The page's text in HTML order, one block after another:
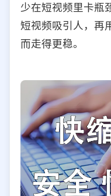
少在短视频里卡瓶
短视频吸引人，再
而走得更稳。